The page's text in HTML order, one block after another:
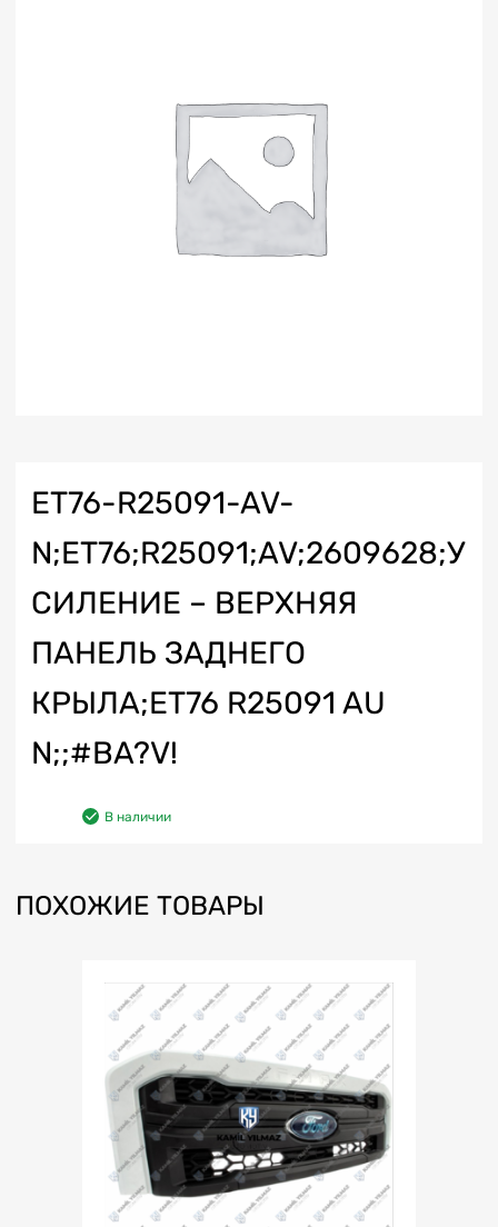
ET76-R25091-AV-
N;ET76;R25091;AV;2609628;У
СИЛЕНИЕ – ВЕРХНЯЯ
ПАНЕЛЬ ЗАДНЕГО
КРЫЛА;ET76 R25091 AU
N;;#BA?V!
В наличии
ПОХОЖИЕ ТОВАРЫ